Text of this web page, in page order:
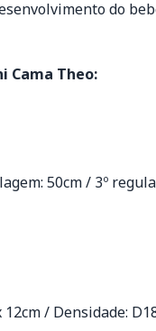
do
Cama Theo:
50cm / 3º
12cm / Densidade: